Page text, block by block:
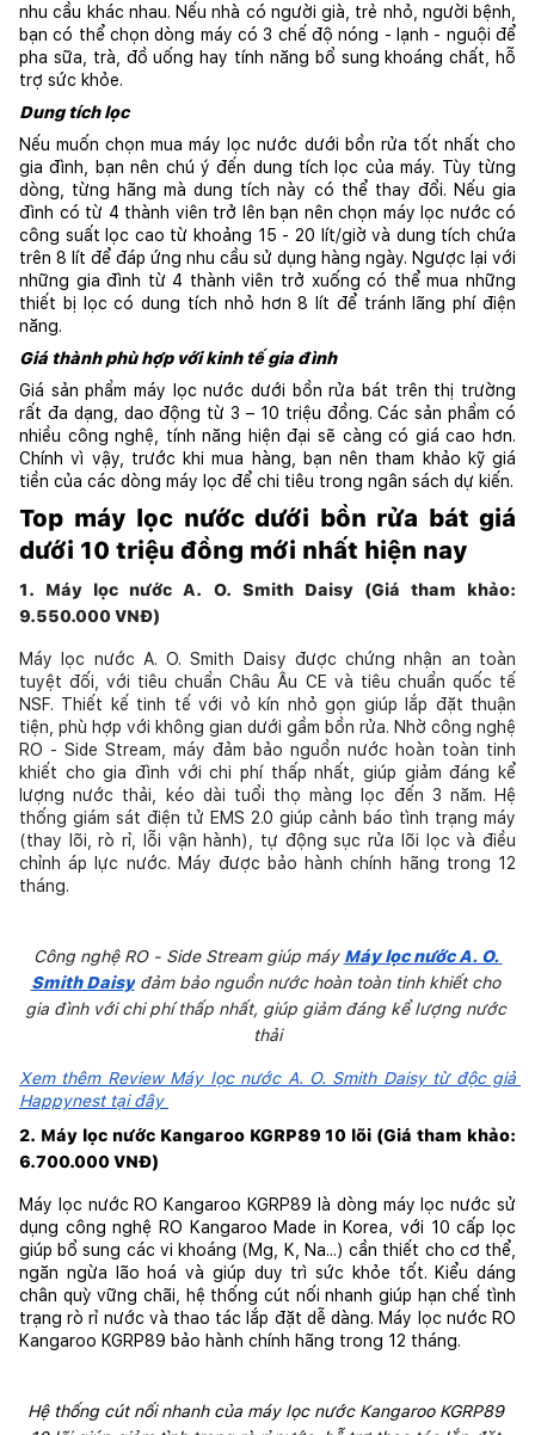
nhu cầu khác nhau. Nếu nhà có người già, trẻ nhỏ, người bệnh,
bạn có thể chọn dòng máy có 3 chế độ nóng - lạnh - nguội để
pha sữa, trà, đồ uống hay tính năng bổ sung khoáng chất, hỗ
trợ sức khỏe.
Dung tích lọc
Nếu muốn chọn mua máy lọc nước dưới bồn rửa tốt nhất cho
gia đình, bạn nên chú ý đến dung tích lọc của máy. Tùy từng
dòng, từng hãng mà dung tích này có thể thay đổi. Nếu gia
đình có từ 4 thành viên trở lên bạn nên chọn máy lọc nước có
công suất lọc cao từ khoảng 15 - 20 lít/giờ và dung tích chứa
trên 8 lít để đáp ứng nhu cầu sử dụng hàng ngày. Ngược lại với
những gia đình từ 4 thành viên trở xuống có thể mua những
thiết bị lọc có dung tích nhỏ hơn 8 lít để tránh lãng phí điện
năng.
Giá thành phù hợp với kinh tế gia đình
Giá sản phẩm máy lọc nước dưới bồn rửa bát trên thị trường
rất đa dạng, dao động từ 3 – 10 triệu đồng. Các sản phẩm có
nhiều công nghệ, tính năng hiện đại sẽ càng có giá cao hơn.
Chính vì vậy, trước khi mua hàng, bạn nên tham khảo kỹ giá
tiền của các dòng máy lọc để chi tiêu trong ngân sách dự kiến.
Top máy lọc nước dưới bồn rửa bát giá
dưới 10 triệu đồng mới nhất hiện nay
1. Máy lọc nước A. O. Smith Daisy (Giá tham khảo:
9.550.000 VNĐ)
Máy lọc nước A. O. Smith Daisy được chứng nhận an toàn
tuyệt đối, với tiêu chuẩn Châu Âu CE và tiêu chuẩn quốc tế
NSF. Thiết kế tinh tế với vỏ kín nhỏ gọn giúp lắp đặt thuận
tiện, phù hợp với không gian dưới gầm bồn rửa. Nhờ công nghệ
RO - Side Stream, máy đảm bảo nguồn nước hoàn toàn tinh
khiết cho gia đình với chi phí thấp nhất, giúp giảm đáng kể
lượng nước thải, kéo dài tuổi thọ màng lọc đến 3 năm. Hệ
thống giám sát điện tử EMS 2.0 giúp cảnh báo tình trạng máy
(thay lõi, rò rỉ, lỗi vận hành), tự động sục rửa lõi lọc và điều
chỉnh áp lực nước. Máy được bảo hành chính hãng trong 12
tháng.
Công nghệ RO - Side Stream giúp máy Máy lọc nước A. O.
Smith Daisy đảm bảo nguồn nước hoàn toàn tinh khiết cho
gia đình với chi phí thấp nhất, giúp giảm đáng kể lượng nước
thải
Xem thêm Review Máy lọc nước A. O. Smith Daisy từ độc giả
Happynest tại đây
2. Máy lọc nước Kangaroo KGRP89 10 lõi (Giá tham khảo:
6.700.000 VNĐ)
Máy lọc nước RO Kangaroo KGRP89 là dòng máy lọc nước sử
dụng công nghệ RO Kangaroo Made in Korea, với 10 cấp lọc
giúp bổ sung các vi khoáng (Mg, K, Na...) cần thiết cho cơ thể,
ngăn ngừa lão hoá và giúp duy trì sức khỏe tốt. Kiểu dáng
chân quỳ vững chãi, hệ thống cút nối nhanh giúp hạn chế tình
trạng rò rỉ nước và thao tác lắp đặt dễ dàng. Máy lọc nước RO
Kangaroo KGRP89 bảo hành chính hãng trong 12 tháng.
Hệ thống cút nối nhanh của máy lọc nước Kangaroo KGRP89